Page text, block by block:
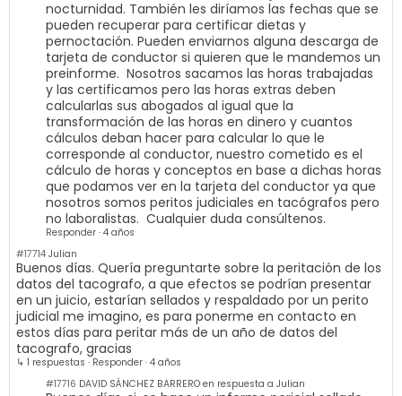
nocturnidad. También les diríamos las fechas que se
pueden recuperar para certificar dietas y
pernoctación. Pueden enviarnos alguna descarga de
tarjeta de conductor si quieren que le mandemos un
preinforme. Nosotros sacamos las horas trabajadas
y las certificamos pero las horas extras deben
calcularlas sus abogados al igual que la
transformación de las horas en dinero y cuantos
cálculos deban hacer para calcular lo que le
corresponde al conductor, nuestro cometido es el
cálculo de horas y conceptos en base a dichas horas
que podamos ver en la tarjeta del conductor ya que
nosotros somos peritos judiciales en tacógrafos pero
no laboralistas. Cualquier duda consúltenos.
Responder · 4 años
#17714 Julian
Buenos días. Quería preguntarte sobre la peritación de los
datos del tacografo, a que efectos se podrían presentar
en un juicio, estarían sellados y respaldado por un perito
judicial me imagino, es para ponerme en contacto en
estos días para peritar más de un año de datos del
tacografo, gracias
↳ 1 respuestas · Responder · 4 años
#17716
DAVID SÁNCHEZ BARRERO en respuesta a Julian